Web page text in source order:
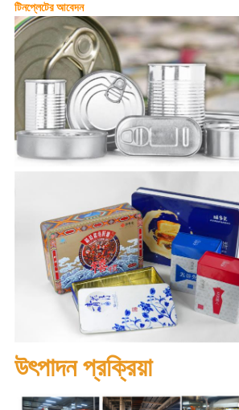
টিনপ্লেটের আবেদন
উৎপাদন প্রক্রিয়া